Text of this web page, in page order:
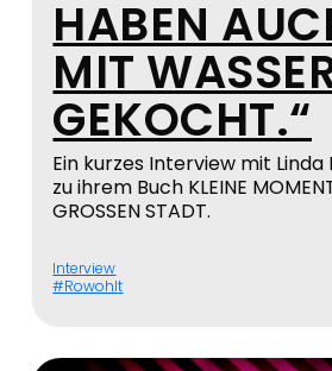
HABEN
MIT
GEKOCHT.“
Ein kurzes Interview mit Linda
zu ihrem Buch KLEINE
GROSSEN STADT.
Interview
Rowohlt